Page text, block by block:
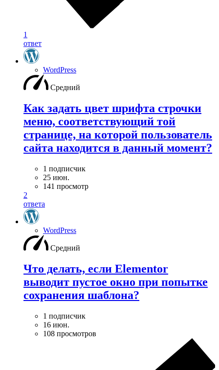
1
ответ
WordPress
Средний
Как задать цвет шрифта строчки
меню, соответствующий той
странице, на которой пользователь
сайта находится в данный момент?
1 подписчик
25 июн.
141 просмотр
2
ответа
WordPress
Средний
Что делать, если Elementor
выводит пустое окно при попытке
сохранения шаблона?
1 подписчик
16 июн.
108 просмотров